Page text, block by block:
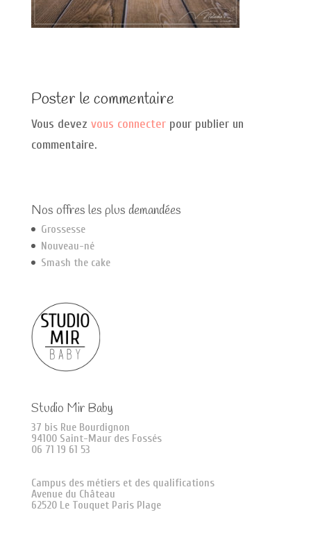
Poster le commentaire
Vous devez vous connecterpour publier un
commentaire.
Nos offres les plus demandées
Grossesse
Nouveau-né
Smash the cake
Studio Mir Baby
37 bis Rue Bourdignon
94100 Saint-Maur des Fossés
06 71 19 61 53
Campus des métiers et des qualifications
Avenue du Château
62520 Le Touquet Paris Plage